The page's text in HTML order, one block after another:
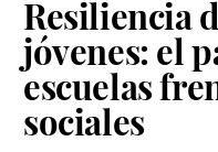
Resiliencia
jóvenes: el
escuelas
sociales